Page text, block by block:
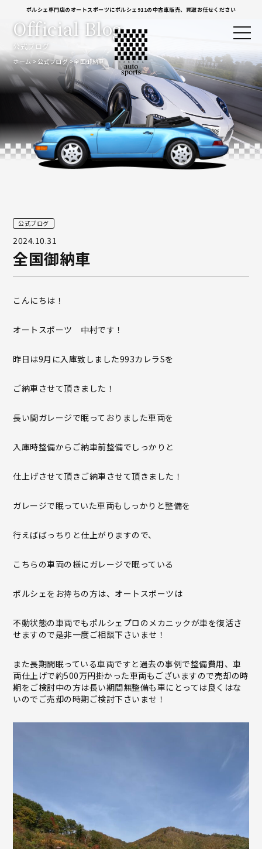
ポルシェ専門店のオートスポーツにポルシェ911の中古車販売、買取お任せください
公式ブログ
Official Blog
ホーム 公式ブログ 全国御納車
公式ブログ
2024.10.31
全国御納車
こんにちは！
オートスポーツ 中村です！
昨日は9月に入庫致しました993カレラSを
ご納車させて頂きました！
長い間ガレージで眠っておりました車両を
入庫時整備からご納車前整備でしっかりと
仕上げさせて頂きご納車させて頂きました！
ガレージで眠っていた車両もしっかりと整備を
行えばばっちりと仕上がりますので、
こちらの車両の様にガレージで眠っている
ポルシェをお持ちの方は、オートスポーツは
不動状態の車両でもポルシェプロのメカニックが車を復活さ
せますので是非一度ご相談下さいませ！
また長期間眠っている車両ですと過去の事例で整備費用、車
両仕上げで約500万円掛かった車両もございますので売却の時
期をご検討中の方は長い期間無整備も車にとっては良くはな
いのでご売却の時期ご検討下さいませ！